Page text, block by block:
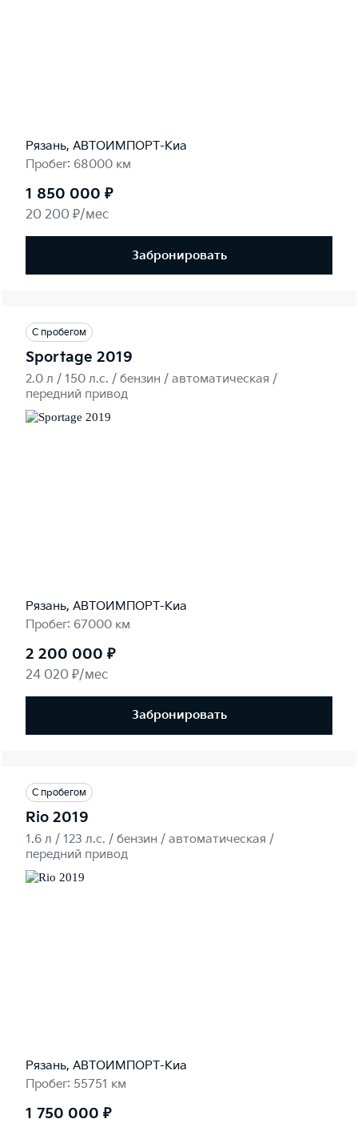
Рязань, АВТОИМПОРТ-Киа
Пробег: 68000 км
1 850 000 ₽
20 200 ₽/мес
Забронировать
С пробегом
Sportage 2019
2.0 л / 150 л.c. / бензин / автоматическая /
передний привод
Рязань, АВТОИМПОРТ-Киа
Пробег: 67000 км
2 200 000 ₽
24 020 ₽/мес
Забронировать
С пробегом
Rio 2019
1.6 л / 123 л.c. / бензин / автоматическая /
передний привод
Рязань, АВТОИМПОРТ-Киа
Пробег: 55751 км
1 750 000 ₽